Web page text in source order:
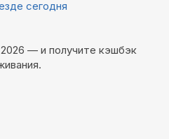
сегодня
— и получите кэшбэк